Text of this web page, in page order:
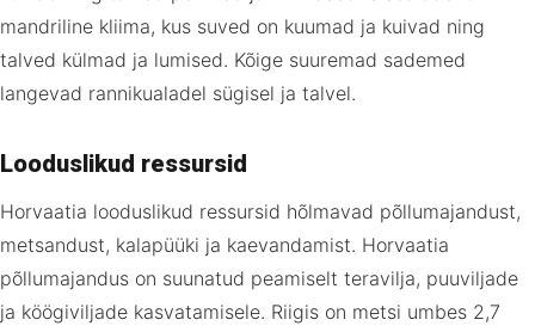
mandriline kliima, kus suved on kuumad ja kuivad ning
talved külmad ja lumised. Kõige suuremad sademed
langevad rannikualadel sügisel ja talvel.
Looduslikud ressursid
Horvaatia looduslikud ressursid hõlmavad põllumajandust,
metsandust, kalapüüki ja kaevandamist. Horvaatia
põllumajandus on suunatud peamiselt teravilja, puuviljade
ja köögiviljade kasvatamisele. Riigis on metsi umbes 2,7